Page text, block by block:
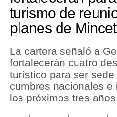
Mercados
Perú
Política
Tu Dinero
Finanzas Personales
turismo de
planes de
La cartera señaló a
fortalecerán cuatro
turístico para ser
cumbres nacionales e
los próximos tres años.